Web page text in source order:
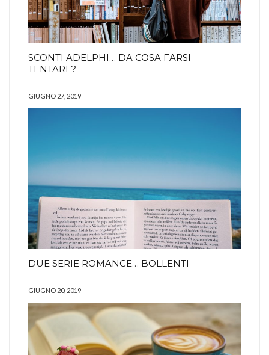
SCONTI ADELPHI… DA COSA FARSI
TENTARE?
GIUGNO 27, 2019
DUE SERIE ROMANCE… BOLLENTI
GIUGNO 20, 2019